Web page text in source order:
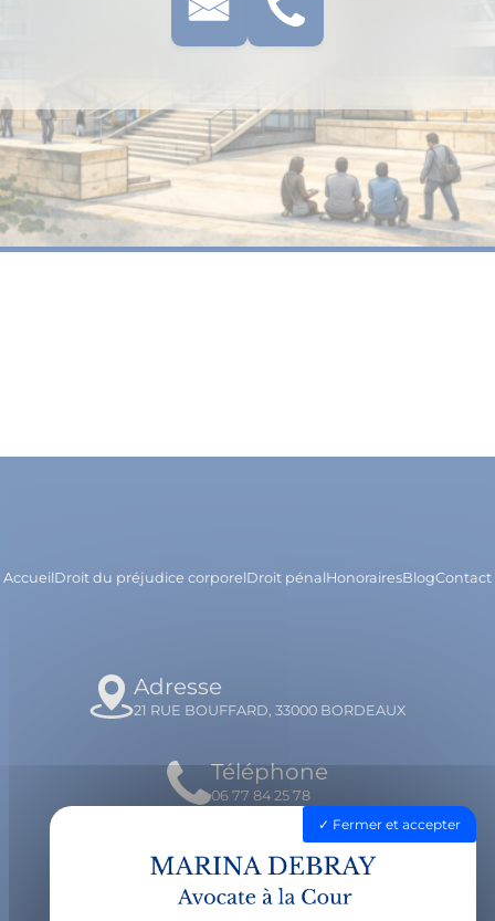
AccueilDroit du préjudice corporelDroit pénalHonorairesBlogContact
Adresse
21 RUE BOUFFARD, 33000 BORDEAUX
Téléphone
06 77 84 25 78
Email
contact@avocatdebray.fr
Fermer et accepter